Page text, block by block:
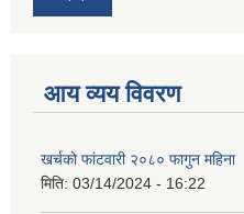
आय व्यय विवरण
खर्चको फांटवारी २०८० फागुन महिना
मिति: 03/14/2024 - 16:22